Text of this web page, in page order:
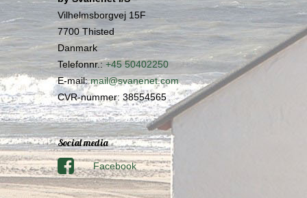
Vilhelmsborgvej 15F
7700 Thisted
Danmark
Telefonnr.: +45 50402250
E-mail: mail@svanenet.com
CVR-nummer: 38554565
Social media
Facebook